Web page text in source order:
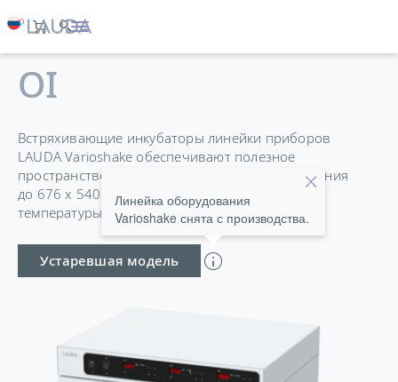
VARIOSHAKE VS 45
OI
Встряхивающие инкубаторы линейки приборов
LAUDA Varioshake обеспечивают полезное
пространство 45–150 л с площадью встряхивания
до 676 x 540 мм и выдающееся постоянство
температуры ±0,2 K.
Устаревшая модель
Линейка оборудования
Varioshake снята с производства.